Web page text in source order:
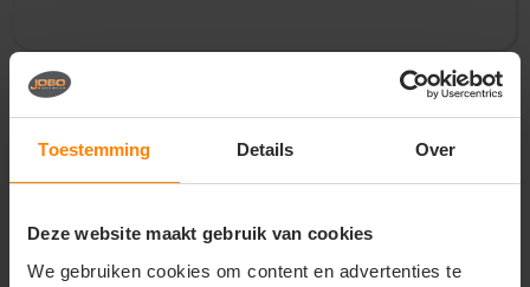
Toestemming Details Over
Deze website maakt gebruik van cookies
We gebruiken cookies om content en advertenties te
Vragen? Neem contact
klantenservice
mail info@jobopromotions.nl